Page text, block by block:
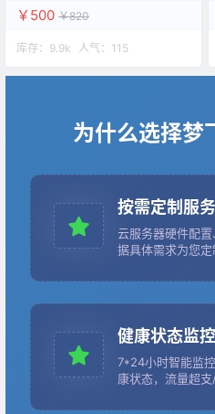
￥500 ￥820
库存： 9.9k 人气： 115
为什么选择梦
按需定制服务
云服务器硬件配
据具体需求为您定
健康状态监控
7*24小时智能监
康状态，流量超